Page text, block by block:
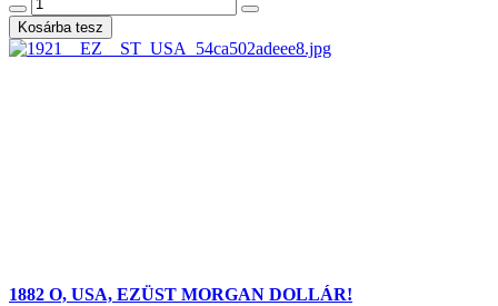
1882 O, USA, EZÜST MORGAN DOLLÁR!